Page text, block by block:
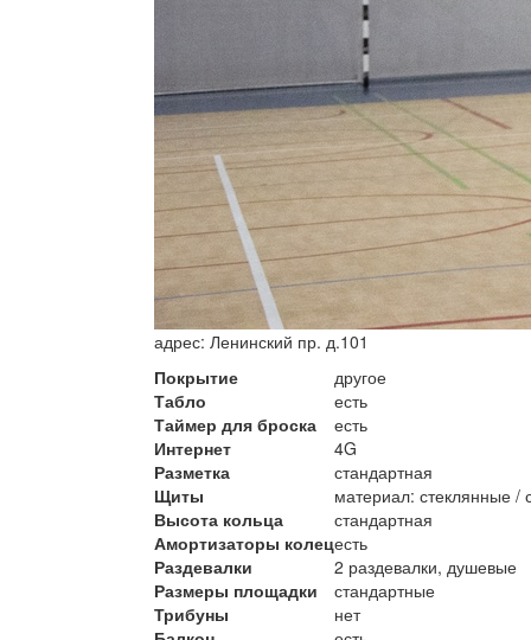
адрес: Ленинский пр. д.101
Покрытие
другое
Табло
есть
Таймер для броска
есть
Интернет
4G
Разметка
стандартная
Щиты
материал: стеклянные /
Высота кольца
стандартная
Амортизаторы колецесть
Раздевалки
2 раздевалки, душевые
Размеры площадки
стандартные
Трибуны
нет